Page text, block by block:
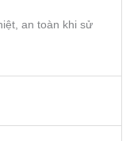
an toàn khi sử